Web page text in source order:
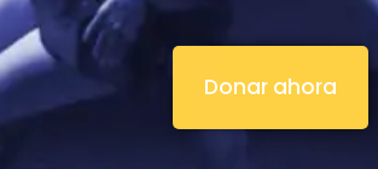
Donar ahora